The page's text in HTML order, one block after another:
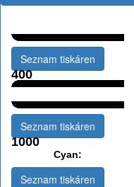
400
Seznam tiskáren
1000
Seznam tiskáren
Cyan:
Seznam tiskáren